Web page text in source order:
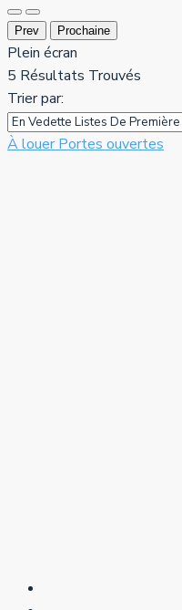
Prev Prochaine
Plein écran
5 Résultats Trouvés
Trier par:
À louer Portes ouvertes